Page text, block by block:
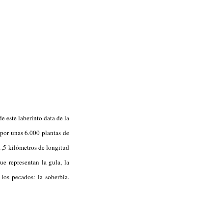
este laberinto data de la
unas 6.000 plantas de
kilómetros de longitud
representan la gula, la
pecados: la soberbia.